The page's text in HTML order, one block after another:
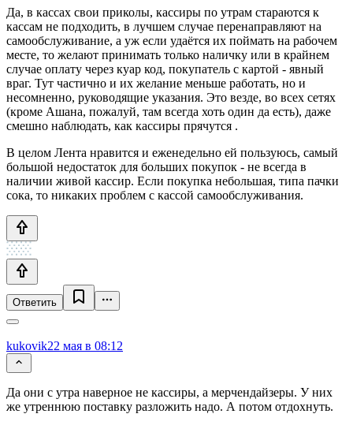
Да, в кассах свои приколы, кассиры по утрам стараются к
кассам не подходить, в лучшем случае перенаправляют на
самообслуживание, а уж если удаётся их поймать на рабочем
месте, то желают принимать только наличку или в крайнем
случае оплату через куар код, покупатель с картой - явный
враг. Тут частично и их желание меньше работать, но и
несомненно, руководящие указания. Это везде, во всех сетях
(кроме Ашана, пожалуй, там всегда хоть один да есть), даже
смешно наблюдать, как кассиры прячутся .
В целом Лента нравится и еженедельно ей пользуюсь, самый
большой недостаток для больших покупок - не всегда в
наличии живой кассир. Если покупка небольшая, типа пачки
сока, то никаких проблем с кассой самообслуживания.
Ответить
kukovik22 мая в 08:12
Да они с утра наверное не кассиры, а мерчендайзеры. У них
же утреннюю поставку разложить надо. А потом отдохнуть.